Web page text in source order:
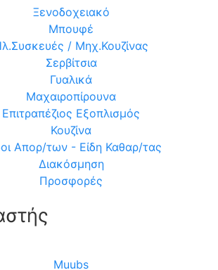
Ξενοδοχειακό
Μπουφέ
/ Μηχ.Κουζίνας
Σερβίτσια
Γυαλικά
Μαχαιροπίρουνα
Επιτραπέζιος Εξοπλισμός
Κουζίνα
Απορ/των - Είδη Καθαρ/τας
Διακόσμηση
Προσφορές
Muubs